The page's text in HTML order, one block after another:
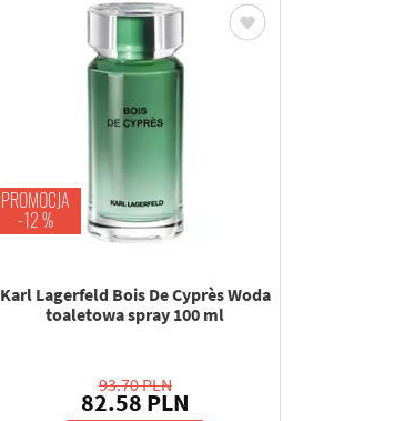
PROMOCJA
-12 %
Karl Lagerfeld Bois De Cyprès Woda
toaletowa spray 100 ml
93.70 PLN
82.58 PLN